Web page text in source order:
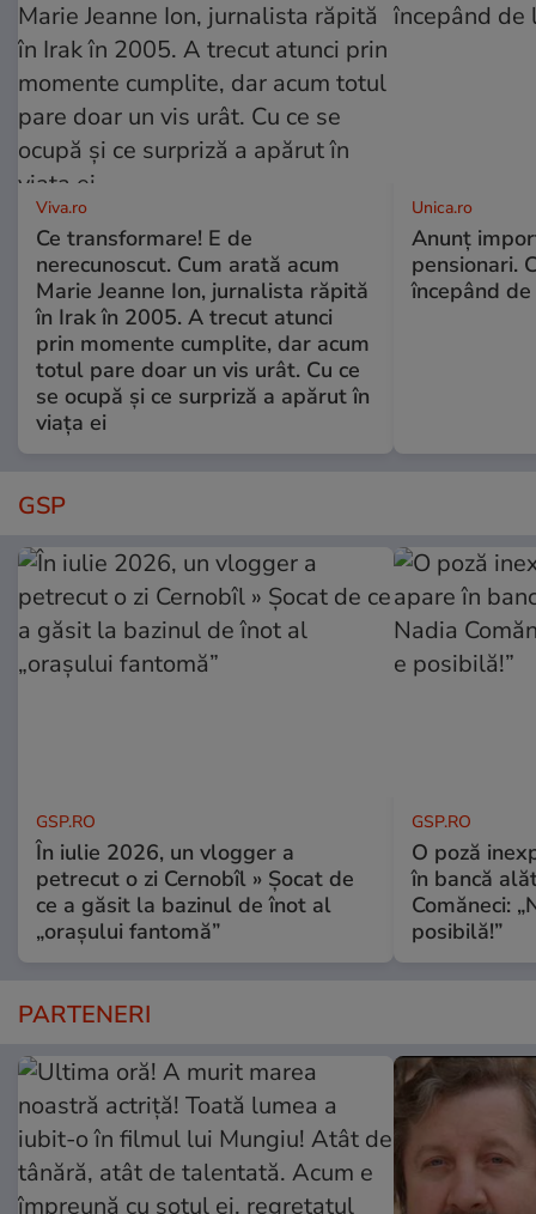
Viva.ro
Ce transformare! E de
nerecunoscut. Cum arată acum
Marie Jeanne Ion, jurnalista răpită
în Irak în 2005. A trecut atunci
prin momente cumplite, dar acum
totul pare doar un vis urât. Cu ce
se ocupă și ce surpriză a apărut în
viața ei
Unica.ro
Anunț
pensionari.
începând
GSP
GSP.RO
În iulie 2026, un vlogger a
petrecut o zi Cernobîl » Șocat de
ce a găsit la bazinul de înot al
„orașului fantomă”
GSP.RO
O poză
în bancă
Comăneci:
posibilă!”
PARTENERI